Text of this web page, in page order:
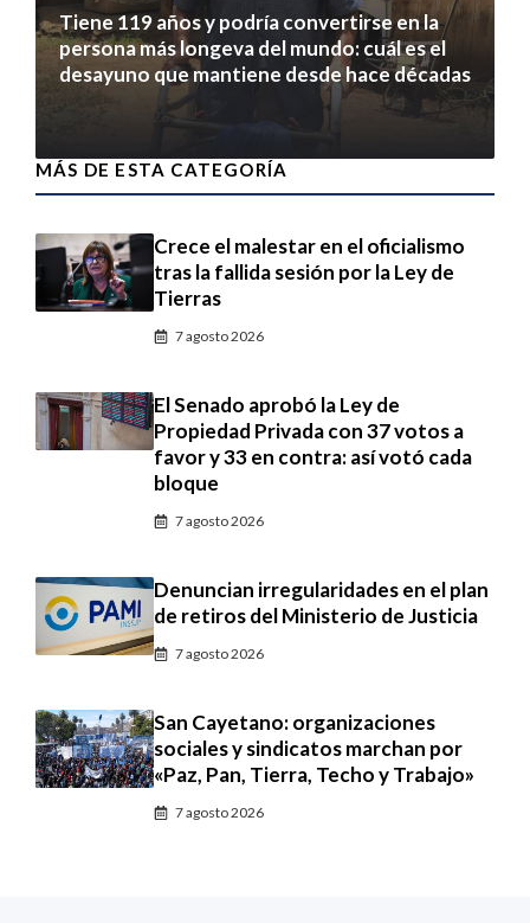
Tiene 119 años y podría convertirse en la
persona más longeva del mundo: cuál es el
desayuno que mantiene desde hace décadas
MÁS DE ESTA CATEGORÍA
Crece el malestar en el oficialismo
tras la fallida sesión por la Ley de
Tierras
7 agosto 2026
El Senado aprobó la Ley de
Propiedad Privada con 37 votos a
favor y 33 en contra: así votó cada
bloque
7 agosto 2026
Denuncian irregularidades en el plan
de retiros del Ministerio de Justicia
7 agosto 2026
San Cayetano: organizaciones
sociales y sindicatos marchan por
«Paz, Pan, Tierra, Techo y Trabajo»
7 agosto 2026